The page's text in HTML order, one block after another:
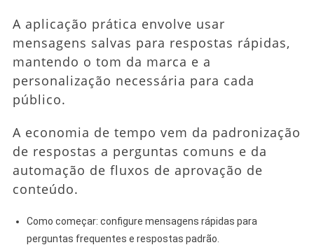
A aplicação prática envolve usar
mensagens salvas para respostas rápidas,
mantendo o tom da marca e a
personalização necessária para cada
público.
A economia de tempo vem da padronização
de respostas a perguntas comuns e da
automação de fluxos de aprovação de
conteúdo.
Como começar: configure mensagens rápidas para
perguntas frequentes e respostas padrão.